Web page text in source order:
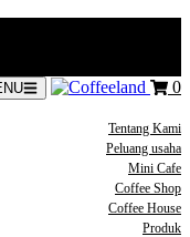
0
Tentang Kami
Peluang usaha
Mini Cafe
Coffee Shop
Coffee House
Produk